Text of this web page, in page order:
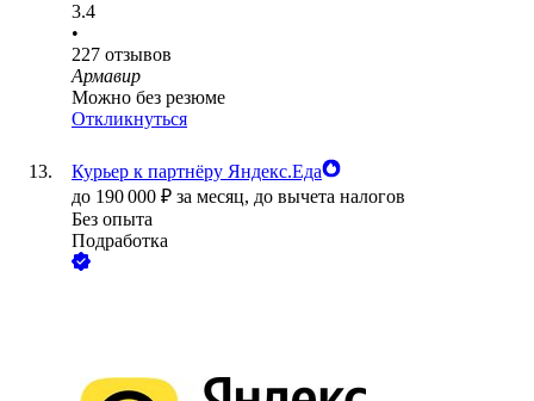
3.4
•
227 отзывов
Армавир
Можно без резюме
Откликнуться
Курьер к партнёру Яндекс.Еда
до 190 000 ₽ за месяц, до вычета налогов
Без опыта
Подработка